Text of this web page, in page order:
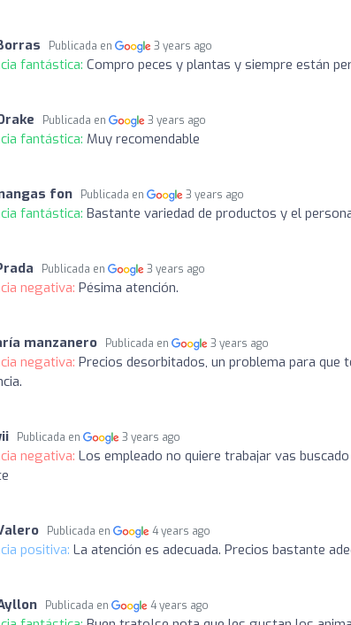
Publicada en 3 years ago
fantástica: Compro peces y plantas y siempre están
Publicada en 3 years ago
fantástica: Muy recomendable
fon Publicada en 3 years ago
fantástica: Bastante variedad de productos y el
Publicada en 3 years ago
negativa: Pésima atención.
manzanero Publicada en 3 years ago
negativa: Precios desorbitados, un problema para que
Publicada en 3 years ago
negativa: Los empleado no quiere trabajar vas
Publicada en 4 years ago
positiva: La atención es adecuada. Precios bastante
Publicada en 4 years ago